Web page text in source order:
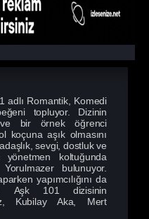
adlı Romantik, Komedi
topluyor. Dizinin
bir örnek öğrenci
koçuna aşık olmasını
sevgi, dostluk ve
koltuğunda
bulunuyor.
yapımcılığını da
Aşk 101 dizisinin
Kubilay Aka, Mert